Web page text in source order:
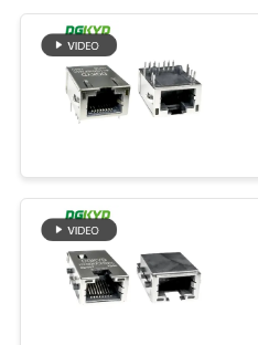
POLITIQUE
MATIÈRE
PROTECTION
DE